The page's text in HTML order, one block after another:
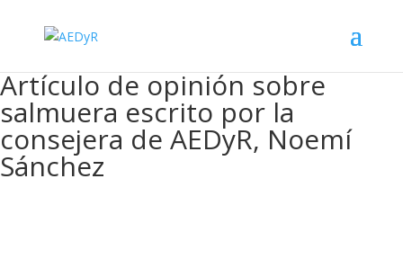
Artículo de opinión sobre
salmuera escrito por la
consejera de AEDyR, Noemí
Sánchez